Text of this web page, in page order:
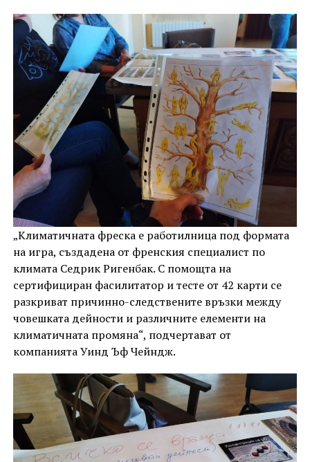
„Климатичната фреска е работилница под формата
на игра, създадена от френския специалист по
климата Седрик Ригенбак. С помощта на
сертифициран фасилитатор и тесте от 42 карти се
разкриват причинно-следствените връзки между
човешката дейности и различните елементи на
климатичната промяна“, подчертават от
компанията Уинд Ъф Чейндж.